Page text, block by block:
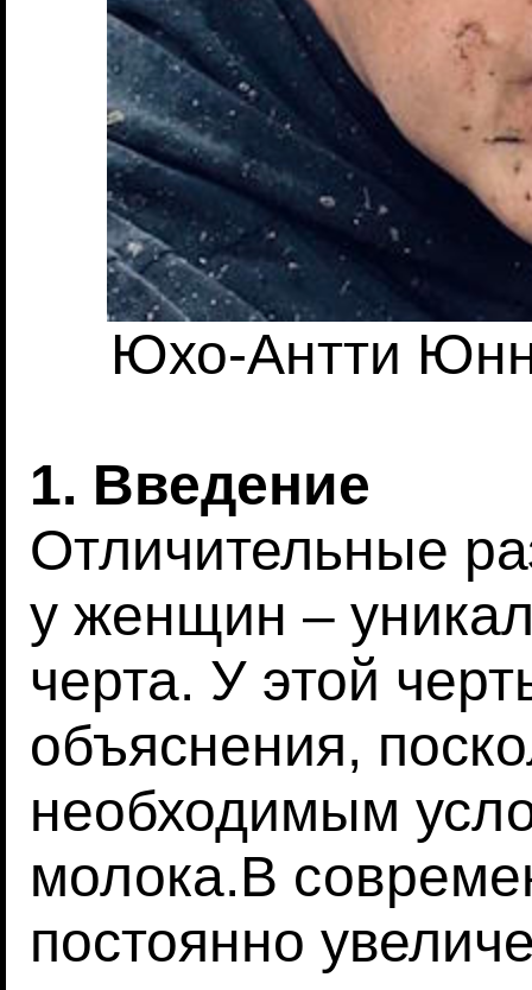
Юхо-Антти
1. Введение
Отличительные
у женщин –
черта. У этой
объяснения,
необходимым
молока.В
постоянно